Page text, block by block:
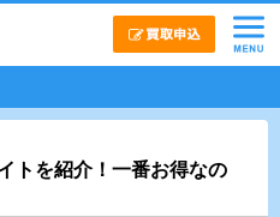
トを紹介！一番お得なの